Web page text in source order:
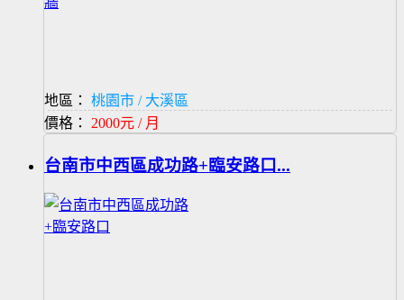
地區：
桃園市 / 大溪區
價格： 2000元 / 月
台南市中西區成功路+臨安路口...